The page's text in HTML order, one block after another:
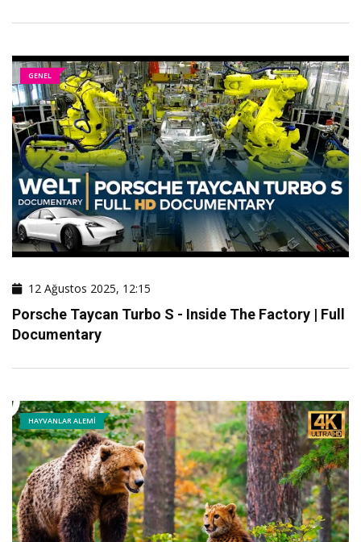
GENEL
12 Ağustos 2025, 12:15
Porsche Taycan Turbo S - Inside The Factory | Full
Documentary
HAYVANLAR ALEMI